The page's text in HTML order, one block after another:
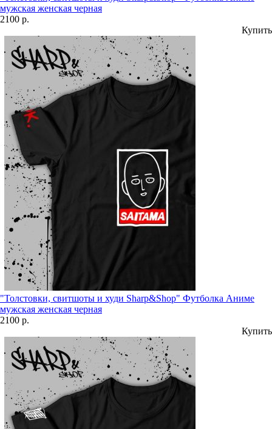
мужская женская черная
2100 р.
Купить
"Толстовки, свитшоты и худи Sharp&Shop" Футболка Аниме
мужская женская черная
2100 р.
Купить